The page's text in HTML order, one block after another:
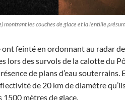
montrant les couches de glace et la lentille
ont feinté en ordonnant au radar
lors des survols de la calotte du
de plans d’eau souterrains.
de 20 km de diamètre
mètres de glace.